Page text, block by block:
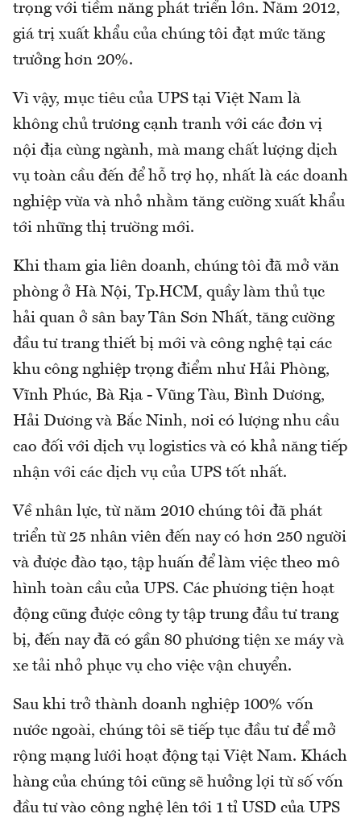
trọng với tiềm năng phát triển lớn. Năm 2012,
giá trị xuất khẩu của chúng tôi đạt mức tăng
trưởng hơn 20%.
Vì vậy, mục tiêu của UPS tại Việt Nam là
không chủ trương cạnh tranh với các đơn vị
nội địa cùng ngành, mà mang chất lượng dịch
vụ toàn cầu đến để hỗ trợ họ, nhất là các doanh
nghiệp vừa và nhỏ nhằm tăng cường xuất khẩu
tới những thị trường mới.
Khi tham gia liên doanh, chúng tôi đã mở văn
phòng ở Hà Nội, Tp.HCM, quầy làm thủ tục
hải quan ở sân bay Tân Sơn Nhất, tăng cường
đầu tư trang thiết bị mới và công nghệ tại các
khu công nghiệp trọng điểm như Hải Phòng,
Vĩnh Phúc, Bà Rịa - Vũng Tàu, Bình Dương,
Hải Dương và Bắc Ninh, nơi có lượng nhu cầu
cao đối với dịch vụ logistics và có khả năng tiếp
nhận với các dịch vụ của UPS tốt nhất.
Về nhân lực, từ năm 2010 chúng tôi đã phát
triển từ 25 nhân viên đến nay có hơn 250 người
và được đào tạo, tập huấn để làm việc theo mô
hình toàn cầu của UPS. Các phương tiện hoạt
động cũng được công ty tập trung đầu tư trang
bị, đến nay đã có gần 80 phương tiện xe máy và
xe tải nhỏ phục vụ cho việc vận chuyển.
Sau khi trở thành doanh nghiệp 100% vốn
nước ngoài, chúng tôi sẽ tiếp tục đầu tư để mở
rộng mạng lưới hoạt động tại Việt Nam. Khách
hàng của chúng tôi cũng sẽ hưởng lợi từ số vốn
đầu tư vào công nghệ lên tới 1 tỉ USD của UPS